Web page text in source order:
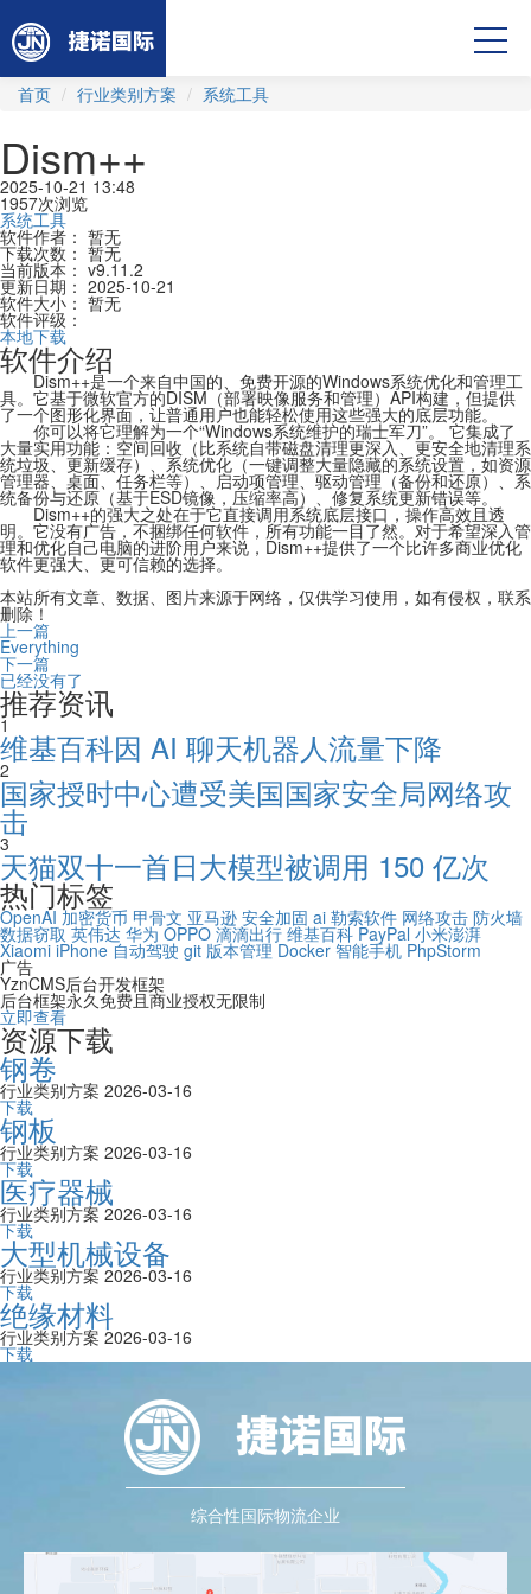
首页 行业类别方案 系统工具
Dism++
发
布
时
间：
2025-10-21 13:48
1957次浏览
分
类：
系统工具
软件作者： 暂无
下载次数： 暂无
当前版本： v9.11.2
更新日期： 2025-10-21
软件大小： 暂无
软件评级：
本地下载
软件介绍
Dism++是一个来自中国的、免费开源的Windows系统优化和管理工
具。它基于微软官方的DISM（部署映像服务和管理）API构建，但提供
了一个图形化界面，让普通用户也能轻松使用这些强大的底层功能。
你可以将它理解为一个“Windows系统维护的瑞士军刀”。 它集成了
大量实用功能：空间回收（比系统自带磁盘清理更深入、更安全地清理系
统垃圾、更新缓存）、系统优化（一键调整大量隐藏的系统设置，如资源
管理器、桌面、任务栏等）、启动项管理、驱动管理（备份和还原）、系
统备份与还原（基于ESD镜像，压缩率高）、修复系统更新错误等。
Dism++的强大之处在于它直接调用系统底层接口，操作高效且透
明。它没有广告，不捆绑任何软件，所有功能一目了然。对于希望深入管
理和优化自己电脑的进阶用户来说，Dism++提供了一个比许多商业优化
软件更强大、更可信赖的选择。
本站所有文章、数据、图片来源于网络，仅供学习使用，如有侵权，联系
删除！
上一篇
Everything
下一篇
已经没有了
推荐资讯
1
维基百科因 AI 聊天机器人流量下降
2
国家授时中心遭受美国国家安全局网络攻
击
3
天猫双十一首日大模型被调用 150 亿次
热门标签
OpenAI 加密货币 甲骨文 亚马逊 安全加固 ai 勒索软件 网络攻击 防火墙
数据窃取 英伟达 华为 OPPO 滴滴出行 维基百科 PayPal 小米澎湃
Xiaomi iPhone 自动驾驶 git 版本管理 Docker 智能手机 PhpStorm
广告
YznCMS后台开发框架
后台框架永久免费且商业授权无限制
立即查看
资源下载
钢卷
行业类别方案 2026-03-16
下载
钢板
行业类别方案 2026-03-16
下载
医疗器械
行业类别方案 2026-03-16
下载
大型机械设备
行业类别方案 2026-03-16
下载
绝缘材料
行业类别方案 2026-03-16
下载
综合性国际物流企业